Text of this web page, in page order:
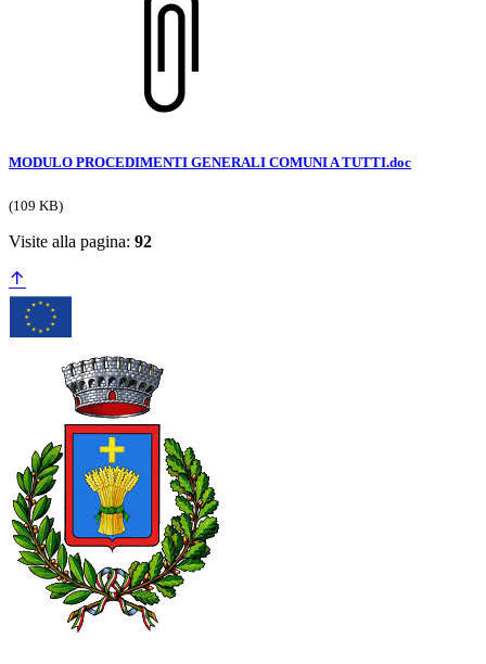
MODULO PROCEDIMENTI GENERALI COMUNI A TUTTI.doc
(109 KB)
Visite alla pagina: 92